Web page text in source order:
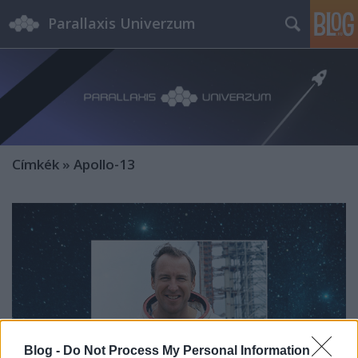
Blog - Do Not Process My Personal Information
Parallaxis Univerzum
Címkék » Apollo-13